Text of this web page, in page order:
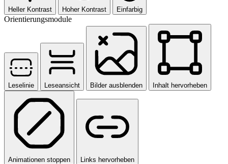
Heller Kontrast Hoher Kontrast Einfarbig
Orientierungsmodule
Leselinie Leseansicht Bilder ausblenden Inhalt hervorheben
Animationen stoppen Links hervorheben